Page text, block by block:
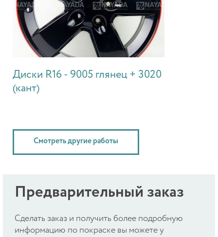
Диски R16 - 9005 глянец + 3020
(кант)
Смотреть другие работы
Предварительный заказ
Cделать заказ и получить более подробную
информацию по покраске вы можете у